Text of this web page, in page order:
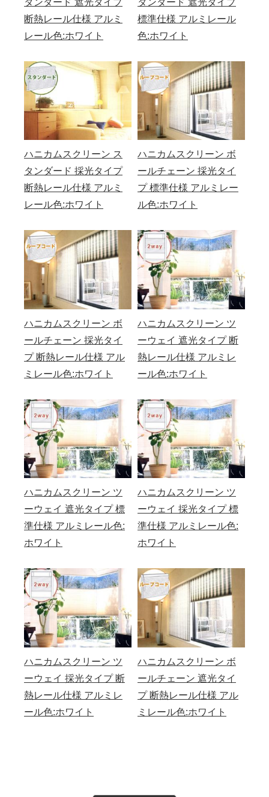
タンダード 遮光タイプ
断熱レール仕様 アルミ
レール色:ホワイト
タンダード 遮光タイプ
標準仕様 アルミレール
色:ホワイト
ハニカムスクリーン ス
タンダード 採光タイプ
断熱レール仕様 アルミ
レール色:ホワイト
ハニカムスクリーン ボ
ールチェーン 採光タイ
プ 標準仕様 アルミレー
ル色:ホワイト
ハニカムスクリーン ボ
ールチェーン 採光タイ
プ 断熱レール仕様 アル
ミレール色:ホワイト
ハニカムスクリーン ツ
ーウェイ 遮光タイプ 断
熱レール仕様 アルミレ
ール色:ホワイト
ハニカムスクリーン ツ
ーウェイ 遮光タイプ 標
準仕様 アルミレール色:
ホワイト
ハニカムスクリーン ツ
ーウェイ 採光タイプ 標
準仕様 アルミレール色:
ホワイト
ハニカムスクリーン ツ
ーウェイ 採光タイプ 断
熱レール仕様 アルミレ
ール色:ホワイト
ハニカムスクリーン ボ
ールチェーン 遮光タイ
プ 断熱レール仕様 アル
ミレール色:ホワイト